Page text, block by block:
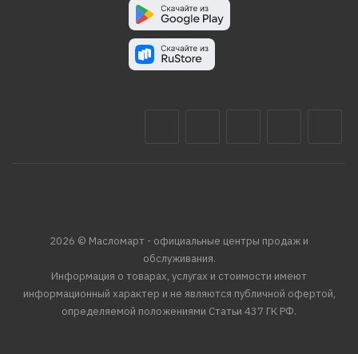
2026 © Масломарт - официальные центры продаж и
обслуживания.
Информация о товарах, услугах и стоимости имеют
информационный характер и не являются публичной офертой,
определяемой положениями Статьи 437 ГК РФ.